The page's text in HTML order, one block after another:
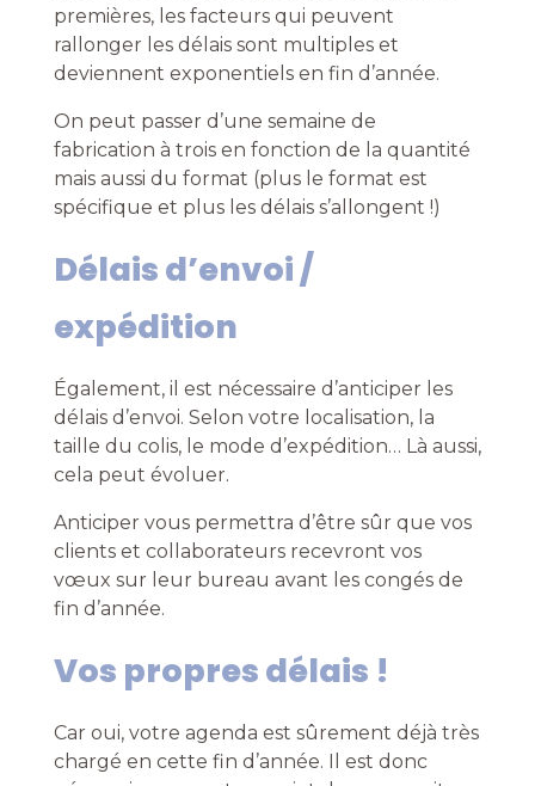
premières, les facteurs qui peuvent
rallonger les délais sont multiples et
deviennent exponentiels en fin d’année.
On peut passer d’une semaine de
fabrication à trois en fonction de la quantité
mais aussi du format (plus le format est
spécifique et plus les délais s’allongent !)
Délais d’envoi /
expédition
Également, il est nécessaire d’anticiper les
délais d’envoi. Selon votre localisation, la
taille du colis, le mode d’expédition… Là aussi,
cela peut évoluer.
Anticiper vous permettra d’être sûr que vos
clients et collaborateurs recevront vos
vœux sur leur bureau avant les congés de
fin d’année.
Vos propres délais !
Car oui, votre agenda est sûrement déjà très
chargé en cette fin d’année. Il est donc